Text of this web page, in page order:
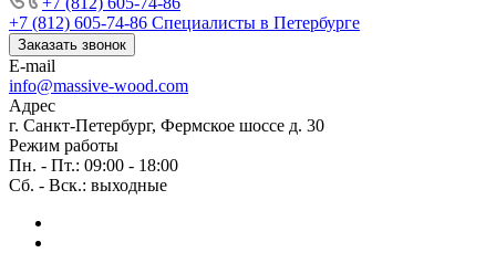
+7 (812) 605-74-86 Специалисты в Петербурге
Заказать звонок
E-mail
info@massive-wood.com
Адрес
г. Санкт-Петербург, Фермское шоссе д. 30
Режим работы
Пн. - Пт.: 09:00 - 18:00
Сб. - Вск.: выходные